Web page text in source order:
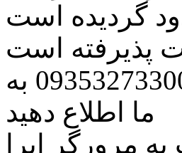
گردیده است
پذیرفته است
مراتب این مسئله را از طریق شماره تلفن 09353273300 به
ما اطلاع دهید
مرورگر اپرا